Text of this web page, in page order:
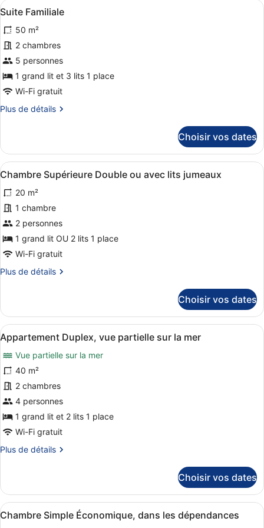
de
Chambre
Deluxe
Afficher
toutes
les
photos
pour
ce
type
chambre :
Une chambre d’hôtel moderne
9
Suite Familiale
50 m²
2 chambres
5 personnes
1 grand lit et 3 lits 1 place
Wi-Fi gratuit
Plus de détails
Plus
le
type
de
Suite
Familiale
Choisir vos dates
Afficher
toutes
les
photos
pour
ce
type
chambre :
Double
ou
avec
lits
jumeaux
Une chambre d’hôtel avec un lit,
11
Chambre Supérieure Double ou avec lits jumeaux
20 m²
1 chambre
2 personnes
1 grand lit OU 2 lits 1 place
Wi-Fi gratuit
Plus de détails
Plus
le
type
de
chambre
Chambre
Supérieure
Double
ou
avec
jumeaux
Choisir vos dates
Afficher
toutes
les
photos
pour
ce
type
de
chambre :
Appartement
partielle
sur
la
Une chambre d’hôtel moderne
9
Appartement Duplex, vue partielle sur la mer
Vue partielle sur la mer
40 m²
2 chambres
4 personnes
1 grand lit et 2 lits 1 place
Wi-Fi gratuit
Plus de détails
Plus
le
type
de
Choisir vos dates
Afficher
toutes
Une chambre d’hôtel avec un lit,
4
Chambre Simple Économique, dans les dépendances